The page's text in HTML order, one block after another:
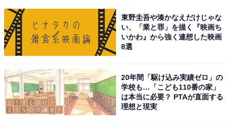
東野圭吾や湊かなえだけじゃな
い、「業と罪」を描く『映画ち
いかわ』から強く連想した映画
8選
20年間「駆け込み実績ゼロ」の
学校も…「こども110番の家」
は本当に必要？ PTAが直面する
理想と現実